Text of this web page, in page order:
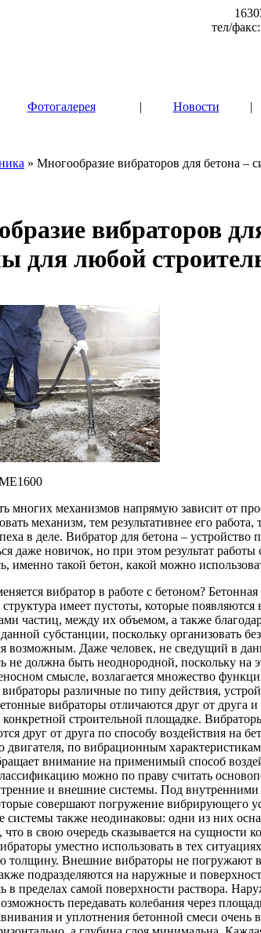
тел/
Фотогалерея | Новости |
» Многообразие вибраторов для бетона –
вибраторов
для любой
многих механизмов напрямую зависит от
механизм, тем результативнее его
в деле. Вибратор для бетона – устройство
даже новичок, но при этом результат работы
именно такой бетон, какой можно
вибратор в работе с бетоном?
имеет пустоты, которые появляются
частиц, между их объемом, а также
субстанции, поскольку организовать
возможным. Даже человек, не сведущий в
не должна быть неоднородной, поскольку на
смысле, возлагается множество
различные по типу действия,
вибраторы отличаются друг от друга
конкретной строительной площадке.
друг от друга по способу воздействия на
двигателя, по вибрационным
внимание на применимый способ
можно по праву считать
и внешние системы. Под внутренними
совершают погружение вибрирующего
системы также неодинаковы: одни из них
что в свою очередь сказывается на сущности
уместно использовать в тех
толщину. Внешние вибраторы не погружают в
подразделяются на наружные и
в пределах самой поверхности раствора.
передавать колебания через
и уплотнения бетонной смеси очень